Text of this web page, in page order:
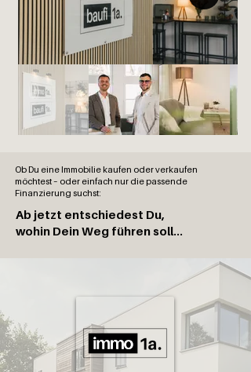
Ob Du eine Immobilie kaufen oder verkaufen
möchtest – oder einfach nur die passende
Finanzierung suchst:
Ab jetzt entschiedest Du,
wohin Dein Weg führen soll...